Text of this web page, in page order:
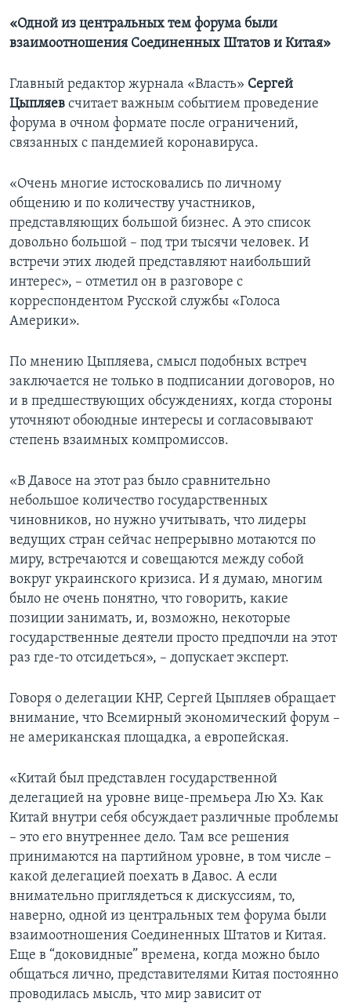
«Одной из центральных тем форума были
взаимоотношения Соединенных Штатов и Китая»
Главный редактор журнала «Власть» Сергей
Цыпляев считает важным событием проведение
форума в очном формате после ограничений,
связанных с пандемией коронавируса.
«Очень многие истосковались по личному
общению и по количеству участников,
представляющих большой бизнес. А это список
довольно большой – под три тысячи человек. И
встречи этих людей представляют наибольший
интерес», – отметил он в разговоре с
корреспондентом Русской службы «Голоса
Америки».
По мнению Цыпляева, смысл подобных встреч
заключается не только в подписании договоров, но
и в предшествующих обсуждениях, когда стороны
уточняют обоюдные интересы и согласовывают
степень взаимных компромиссов.
«В Давосе на этот раз было сравнительно
небольшое количество государственных
чиновников, но нужно учитывать, что лидеры
ведущих стран сейчас непрерывно мотаются по
миру, встречаются и совещаются между собой
вокруг украинского кризиса. И я думаю, многим
было не очень понятно, что говорить, какие
позиции занимать, и, возможно, некоторые
государственные деятели просто предпочли на этот
раз где-то отсидеться», – допускает эксперт.
Говоря о делегации КНР, Сергей Цыпляев обращает
внимание, что Всемирный экономический форум –
не американская площадка, а европейская.
«Китай был представлен государственной
делегацией на уровне вице-премьера Лю Хэ. Как
Китай внутри себя обсуждает различные проблемы
– это его внутреннее дело. Там все решения
принимаются на партийном уровне, в том числе –
какой делегацией поехать в Давос. А если
внимательно приглядеться к дискуссиям, то,
наверно, одной из центральных тем форума были
взаимоотношения Соединенных Штатов и Китая.
Еще в “доковидные” времена, когда можно было
общаться лично, представителями Китая постоянно
проводилась мысль, что мир зависит от